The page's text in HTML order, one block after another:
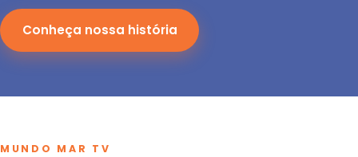
Conheça nossa história
MUNDO MAR TV